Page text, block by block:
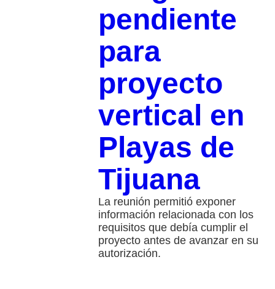
pendiente
para
proyecto
vertical en
Playas de
Tijuana
La reunión permitió exponer
información relacionada con los
requisitos que debía cumplir el
proyecto antes de avanzar en su
autorización.